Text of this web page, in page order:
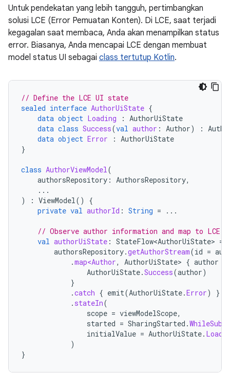
Untuk pendekatan yang lebih tangguh, pertimbangkan
solusi LCE (Error Pemuatan Konten). Di LCE, saat terjadi
kegagalan saat membaca, Anda akan menampilkan status
error. Biasanya, Anda mencapai LCE dengan membuat
model status UI sebagai class tertutup Kotlin.
// Define the LCE UI state
sealed interface AuthorUiState {
data object Loading : AuthorUiState
data class Success(val author : Author) :
data object Error : AuthorUiState
}
class AuthorViewModel(
authorsRepository : AuthorsRepository,
...
)
: ViewModel()
{
private val authorId : String = ...
// Observe author information and map to LCE
val authorUiState : StateFlow<AuthorUiState> =
authorsRepository.getAuthorStream(id =
.map<Author, AuthorUiState> { author
AuthorUiState.Success(author)
}
.catch { emit(AuthorUiState.Error)
}
. stateIn(
scope = viewModelScope,
started = SharingStarted .
initialValue = AuthorUiState.
)
}